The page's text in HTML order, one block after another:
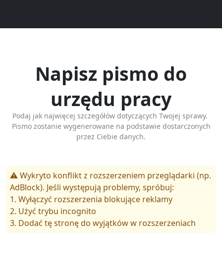
Napisz pismo do
urzędu pracy
Podaj jak najwięcej szczegółów dotyczących Twojej sprawy.
Pismo zostanie wygenerowane na podstawie dostarczonych
przez Ciebie danych.
⚠️ Wykryto konflikt z rozszerzeniem przeglądarki (np.
AdBlock). Jeśli występują problemy, spróbuj:
1. Wyłączyć rozszerzenia blokujące reklamy
2. Użyć trybu incognito
3. Dodać tę stronę do wyjątków w rozszerzeniach